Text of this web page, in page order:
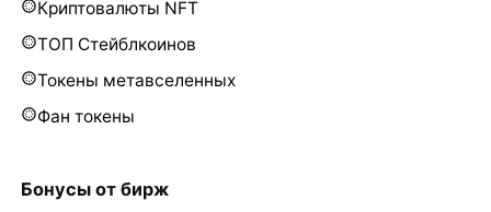
Криптовалюты NFT
ТОП Стейблкоинов
Токены метавселенных
Фан токены
Бонусы от бирж